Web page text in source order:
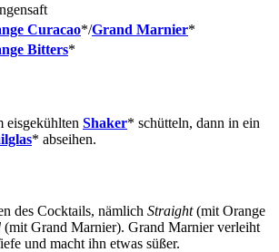
Curacao*/Grand Marnier*
Bitters*
eisgekühlten Shaker* schütteln, dann in ein
* abseihen.
des Cocktails, nämlich Straight(mit Orange
(mit Grand Marnier). Grand Marnier verleiht
und macht ihn etwas süßer.